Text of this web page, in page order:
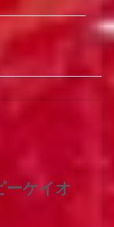
ーケイオ